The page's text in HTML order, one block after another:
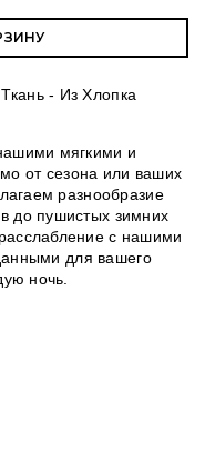
- Из Хлопка
мягкими и
от сезона или ваших
разнообразие
до пушистых зимних
с нашими
для вашего
ночь.